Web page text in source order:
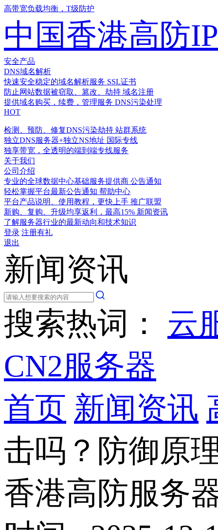
高带宽负载均衡，T级防护
中国香港高防IP
安全产品
DNS域名解析
快速安全稳定的域名解析服务 SSL证书
防止网站数据被窃取、篡改、劫持 域名注册
提供域名购买，续费，管理服务 DNS污染处理
HOT
检测、预防、修复DNS污染劫持 站群系统
独立DNS服务器+独立NS地址 国际专线
独享带宽，全透明的端到端专线服务
关于我们
公司介绍
专业的全球数据中心基础服务提供商 公告通知
轻松掌握平台最新公告通知 帮助中心
平台产品说明、使用教程，更快上手 推广联盟
新购、复购、升级均享返利，最高15% 新闻资讯
了解服务器行业的最新动向和技术知识
登录 注册有礼
退出
新闻资讯
搜索热词： 云
CN2服务器
首页 新闻资讯
击吗？防御原
香港高防服务